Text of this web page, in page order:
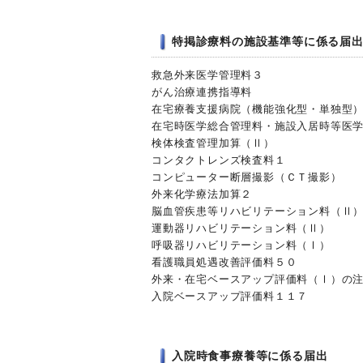
特掲診療料の施設基準等に係る届出
救急外来医学管理料３
がん治療連携指導料
在宅療養支援病院（機能強化型・単独型）
在宅時医学総合管理料・施設入居時等医
検体検査管理加算（Ⅱ）
コンタクトレンズ検査料１
コンピューター断層撮影（ＣＴ撮影）
外来化学療法加算２
脳血管疾患等リハビリテーション料（Ⅱ）
運動器リハビリテーション料（Ⅱ）
呼吸器リハビリテーション料（Ⅰ）
看護職員処遇改善評価料５０
外来・在宅ベースアップ評価料（Ⅰ）の
入院ベースアップ評価料１１７
入院時食事療養等に係る届出